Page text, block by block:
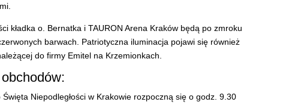
kładka o. Bernatka i TAURON Arena Kraków będą po zmroku
barwach. Patriotyczna iluminacja pojawi się również
do firmy Emitel na Krzemionkach.
Niepodległości w Krakowie rozpoczną się o godz. 9.30